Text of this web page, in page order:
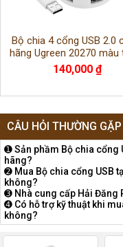
Bộ chia 4 cổng USB 2.0
hãng Ugreen 20270 màu
140,000 ₫
CÂU HỎI THƯỜNG GẶP
➊ Sản phầm Bộ chia cổng
hãng?
➋ Mua Bộ chia cổng USB
không?
➌ Nhà cung cấp Hải Đăng
➍ Có hỗ trợ kỹ thuật khi
không?